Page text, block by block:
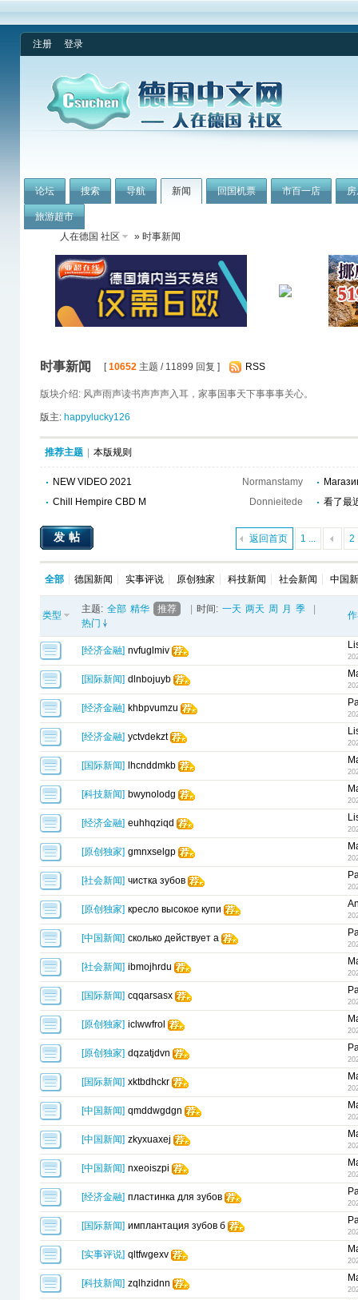
注册 登录
论坛 搜索 导航 新闻 回国机票 市百一店
旅游超市
人在德国 社区
» 时事新闻
时事新闻 [10652 主题 / 11899 回复 ] RSS
版块介绍: 风声雨声读书声声声入耳，家事国事天下事事事关心。
版主: happylucky126
推荐主题 本版规则
Normanstamy
NEW VIDEO 2021
Donnieitede
Chill Hempire CBD M
看了最
1 ...
2
返回首页
发帖
全部 德国新闻 实事评说 原创独家 科技新闻 社会新闻 中国
类型
主题: 全部 精华 推荐 时间: 一天 两天 周 月 季
热门
[经济金融] nvfuglmiv
[国际新闻] dlnbojuyb
[经济金融] khbpvumzu
[经济金融] yctvdekzt
[国际新闻] lhcnddmkb
[科技新闻] bwynolodg
[经济金融] euhhqziqd
[原创独家] gmnxselgp
[社会新闻] чистка зубов
[原创独家] кресло высокое купи
[中国新闻] сколько действует а
[社会新闻] ibmojhrdu
[国际新闻] cqqarsasx
[原创独家] iclwwfrol
[原创独家] dqzatjdvn
[国际新闻] xktbdhckr
[中国新闻] qmddwgdgn
[中国新闻] zkyxuaxej
[中国新闻] nxeoiszpi
[经济金融] пластинка для зубов
[国际新闻] имплантация зубов б
[实事评说] qltfwgexv
[科技新闻] zqlhzidnn